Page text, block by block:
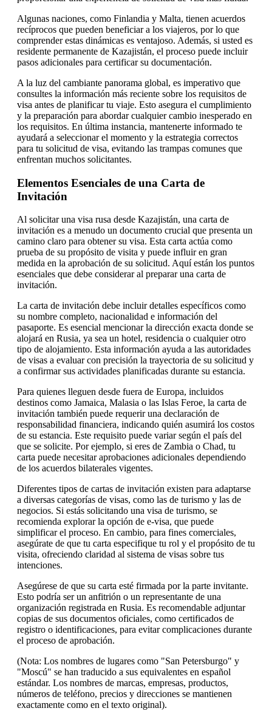
Algunas naciones, como Finlandia y Malta, tienen acuerdos
recíprocos que pueden beneficiar a los viajeros, por lo que
comprender estas dinámicas es ventajoso. Además, si usted es
residente permanente de Kazajistán, el proceso puede incluir
pasos adicionales para certificar su documentación.
A la luz del cambiante panorama global, es imperativo que
consultes la información más reciente sobre los requisitos de
visa antes de planificar tu viaje. Esto asegura el cumplimiento
y la preparación para abordar cualquier cambio inesperado en
los requisitos. En última instancia, mantenerte informado te
ayudará a seleccionar el momento y la estrategia correctos
para tu solicitud de visa, evitando las trampas comunes que
enfrentan muchos solicitantes.
Elementos Esenciales de una Carta de
Invitación
Al solicitar una visa rusa desde Kazajistán, una carta de
invitación es a menudo un documento crucial que presenta un
camino claro para obtener su visa. Esta carta actúa como
prueba de su propósito de visita y puede influir en gran
medida en la aprobación de su solicitud. Aquí están los puntos
esenciales que debe considerar al preparar una carta de
invitación.
La carta de invitación debe incluir detalles específicos como
su nombre completo, nacionalidad e información del
pasaporte. Es esencial mencionar la dirección exacta donde se
alojará en Rusia, ya sea un hotel, residencia o cualquier otro
tipo de alojamiento. Esta información ayuda a las autoridades
de visas a evaluar con precisión la trayectoria de su solicitud y
a confirmar sus actividades planificadas durante su estancia.
Para quienes lleguen desde fuera de Europa, incluidos
destinos como Jamaica, Malasia o las Islas Feroe, la carta de
invitación también puede requerir una declaración de
responsabilidad financiera, indicando quién asumirá los costos
de su estancia. Este requisito puede variar según el país del
que se solicite. Por ejemplo, si eres de Zambia o Chad, tu
carta puede necesitar aprobaciones adicionales dependiendo
de los acuerdos bilaterales vigentes.
Diferentes tipos de cartas de invitación existen para adaptarse
a diversas categorías de visas, como las de turismo y las de
negocios. Si estás solicitando una visa de turismo, se
recomienda explorar la opción de e-visa, que puede
simplificar el proceso. En cambio, para fines comerciales,
asegúrate de que tu carta especifique tu rol y el propósito de tu
visita, ofreciendo claridad al sistema de visas sobre tus
intenciones.
Asegúrese de que su carta esté firmada por la parte invitante.
Esto podría ser un anfitrión o un representante de una
organización registrada en Rusia. Es recomendable adjuntar
copias de sus documentos oficiales, como certificados de
registro o identificaciones, para evitar complicaciones durante
el proceso de aprobación.
(Nota: Los nombres de lugares como "San Petersburgo" y
"Moscú" se han traducido a sus equivalentes en español
estándar. Los nombres de marcas, empresas, productos,
números de teléfono, precios y direcciones se mantienen
exactamente como en el texto original).